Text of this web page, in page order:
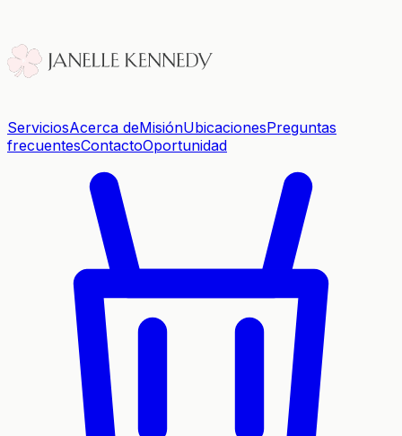
ServiciosAcerca deMisiónUbicacionesPreguntas
frecuentesContactoOportunidad